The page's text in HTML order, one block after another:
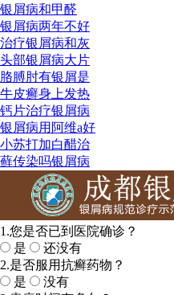
银屑病和甲醛
银屑病两年不好
治疗银屑病和灰
头部银屑病大片
胳膊肘有银屑是
牛皮癣身上发热
钙片治疗银屑病
银屑病用阿维a好
小苏打加白醋治
藓传染吗银屑病
1.您是否已到医院确诊？
是
还没有
2.是否服用抗癣药物？
是
没有